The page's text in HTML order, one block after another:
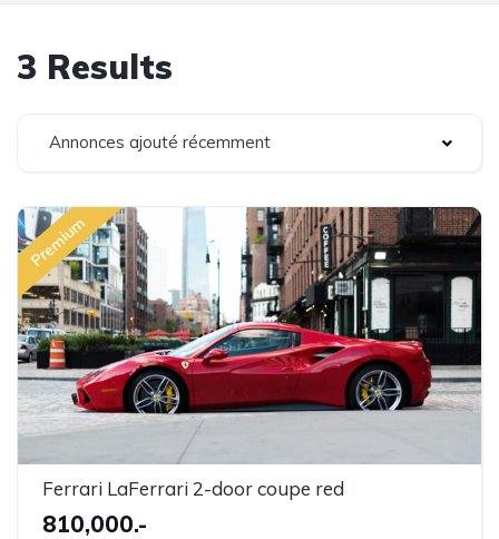
3 Results
Annonces ajouté récemment
Premium
Ferrari LaFerrari 2-door coupe red
810,000.-